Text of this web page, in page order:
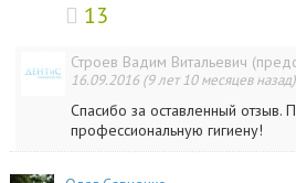
13
Строев Вадим Витальевич
16.09.2016 (9 лет 10 месяцев назад)
Спасибо за оставленный отзыв.
профессиональную гигиену!